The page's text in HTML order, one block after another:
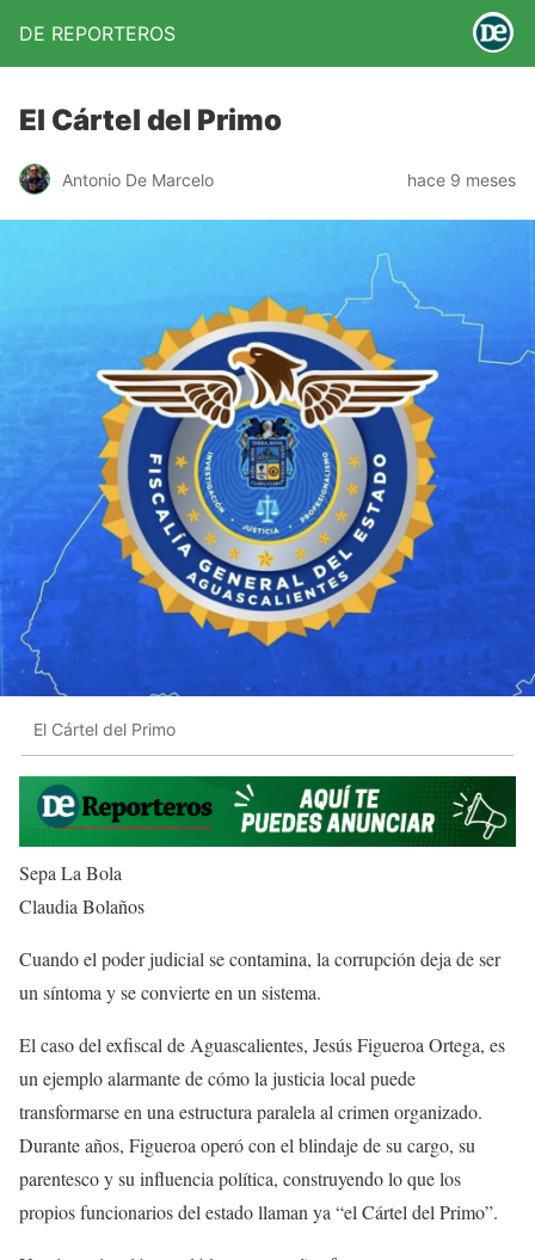
DE REPORTEROS
El Cártel del Primo
Antonio De Marcelo hace 9 meses
El Cártel del Primo
Sepa La Bola
Claudia Bolaños
Cuando el poder judicial se contamina, la corrupción deja de ser
un síntoma y se convierte en un sistema.
El caso del exfiscal de Aguascalientes, Jesús Figueroa Ortega, es
un ejemplo alarmante de cómo la justicia local puede
transformarse en una estructura paralela al crimen organizado.
Durante años, Figueroa operó con el blindaje de su cargo, su
parentesco y su influencia política, construyendo lo que los
propios funcionarios del estado llaman ya “el Cártel del Primo”.